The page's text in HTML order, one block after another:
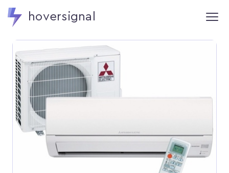
hoversignal